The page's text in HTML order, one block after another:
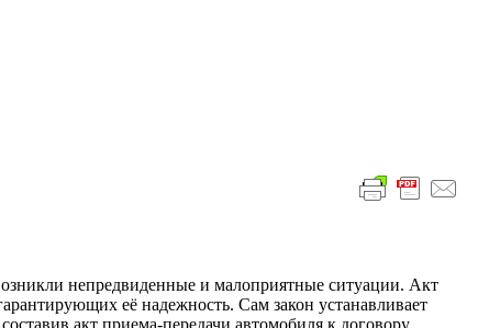
непредвиденные и малоприятные ситуации. Акт
её надежность. Сам закон устанавливает
акт приема-передачи автомобиля к договору